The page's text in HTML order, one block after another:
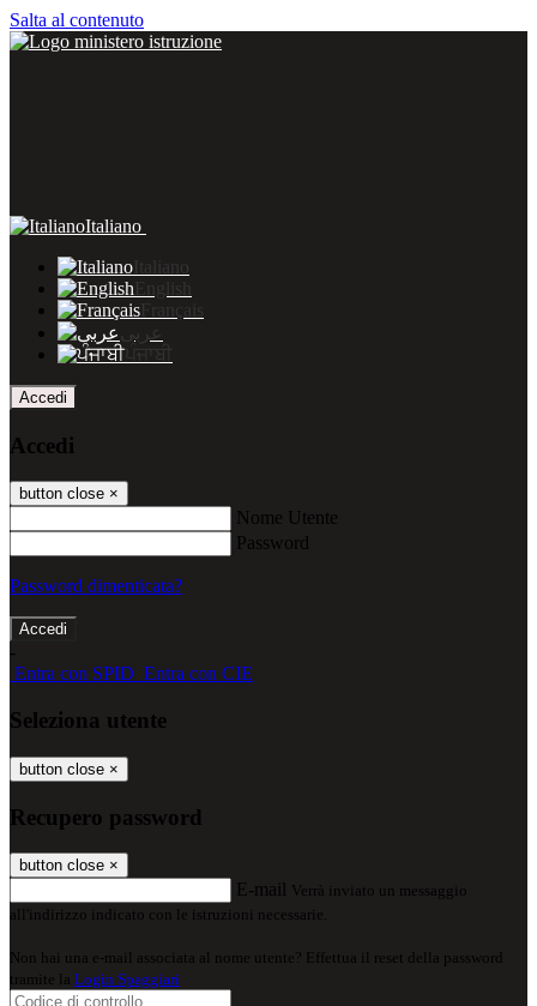
Salta al contenuto
Italiano
Italiano
English
Français
عربى
ਪੰਜਾਬੀ
Accedi
Accedi
button close ×
Nome Utente
Password
Password dimenticata?
-
Entra con SPID Entra con CIE
Seleziona utente
button close ×
Recupero password
button close ×
E-mail Verrà inviato un messaggio
all'indirizzo indicato con le istruzioni necessarie.
Non hai una e-mail associata al nome utente? Effettua il reset della password
tramite la Login Spaggiari